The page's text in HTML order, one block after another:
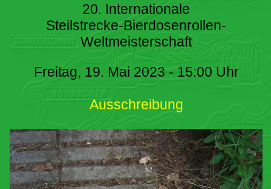
20. Internationale
Steilstrecke-Bierdosenrollen-
Weltmeisterschaft
Freitag, 19. Mai 2023 - 15:00 Uhr
Ausschreibung